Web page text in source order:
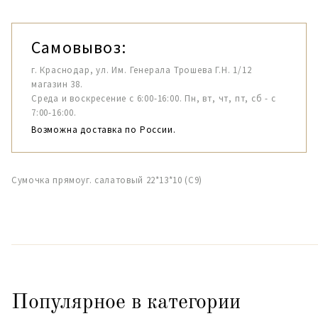
Самовывоз:
г. Краснодар, ул. Им. Генерала Трошева Г.Н. 1/12
магазин 38.
Среда и воскресение с 6:00-16:00. Пн, вт, чт, пт, сб - с
7:00-16:00.
Возможна доставка по России.
Сумочка прямоуг. салатовый 22*13*10 (С9)
Популярное в категории